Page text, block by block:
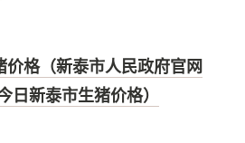
价格（新泰市人民政府官网
日新泰市生猪价格）